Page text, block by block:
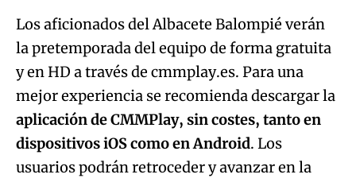
Los aficionados del Albacete Balompié verán
la pretemporada del equipo de forma gratuita
y en HD a través de cmmplay.es. Para una
mejor experiencia se recomienda descargar la
aplicación de CMMPlay, sin costes, tanto en
dispositivos iOS como en Android. Los
usuarios podrán retroceder y avanzar en la